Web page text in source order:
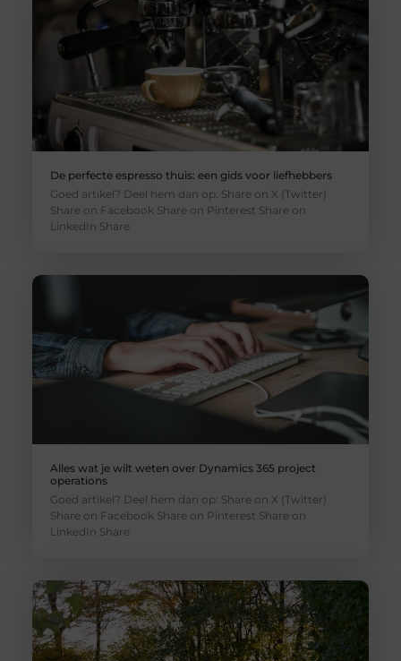
De perfecte espresso thuis: een gids voor liefhebbers
Goed artikel? Deel hem dan op: Share on X (Twitter)
Share on Facebook Share on Pinterest Share on
LinkedIn Share
Alles wat je wilt weten over Dynamics 365 project
operations
Goed artikel? Deel hem dan op: Share on X (Twitter)
Share on Facebook Share on Pinterest Share on
LinkedIn Share